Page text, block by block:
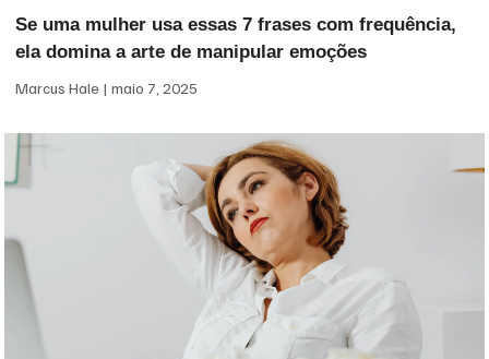
Se uma mulher usa essas 7 frases com frequência,
ela domina a arte de manipular emoções
Marcus Hale maio 7, 2025